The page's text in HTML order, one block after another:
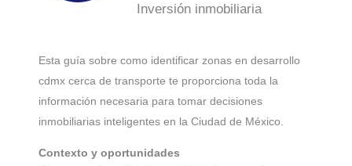
Inversión inmobiliaria
Esta guía sobre como identificar zonas en desarrollo
cdmx cerca de transporte te proporciona toda la
información necesaria para tomar decisiones
inmobiliarias inteligentes en la Ciudad de México.
Contexto y oportunidades